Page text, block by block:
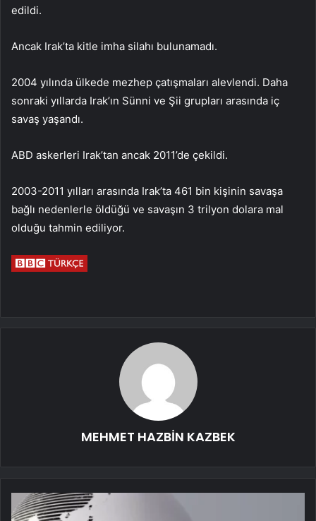
edildi.
Ancak Irak’ta kitle imha silahı bulunamadı.
2004 yılında ülkede mezhep çatışmaları alevlendi. Daha
sonraki yıllarda Irak’ın Sünni ve Şii grupları arasında iç
savaş yaşandı.
ABD askerleri Irak’tan ancak 2011’de çekildi.
2003-2011 yılları arasında Irak’ta 461 bin kişinin savaşa
bağlı nedenlerle öldüğü ve savaşın 3 trilyon dolara mal
olduğu tahmin ediliyor.
MEHMET HAZBİN KAZBEK